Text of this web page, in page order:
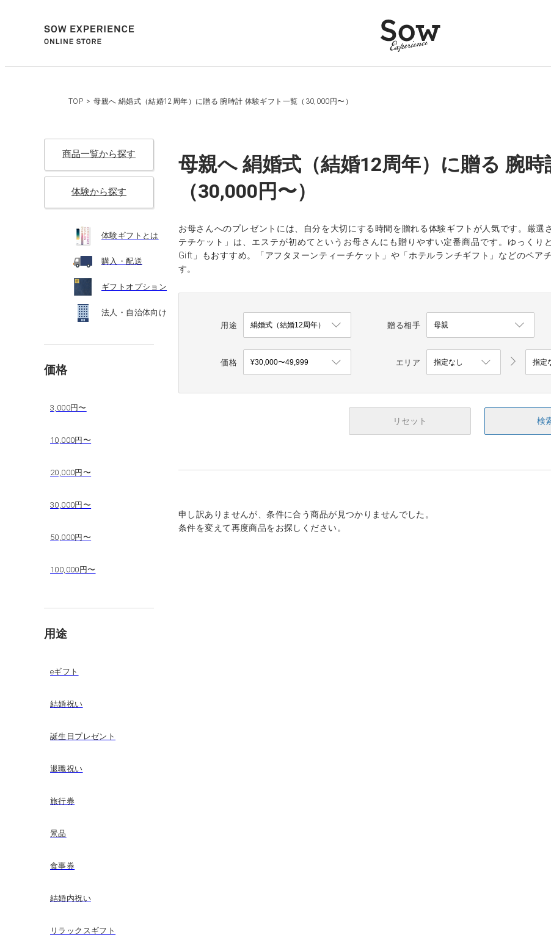
TOP > 母親へ 絹婚式（結婚12周年）に贈る 腕時計 体験ギフト一覧（30,000円〜）
商品一覧から探す
体験から探す
体験ギフトとは
購入・配送
ギフトオプション
法人・自治体向け
価格
3,000円〜
10,000円〜
20,000円〜
30,000円〜
50,000円〜
100,000円〜
用途
eギフト
結婚祝い
誕生日プレゼント
退職祝い
旅行券
景品
食事券
結婚内祝い
リラックスギフト
母親へ 絹婚式（結婚12周年）に贈る 腕
（30,000円〜）
お母さんへのプレゼントには、自分を大切にする時間を贈れる体験ギフトが人気です。厳
テチケット」は、エステが初めてというお母さんにも贈りやすい定番商品です。ゆっく
Gift」もおすすめ。「アフタヌーンティーチケット」や「ホテルランチギフト」などのペア
す。
用途 贈る相手
価格 エリア
リセット 検
申し訳ありませんが、条件に合う商品が見つかりませんでした。
条件を変えて再度商品をお探しください。